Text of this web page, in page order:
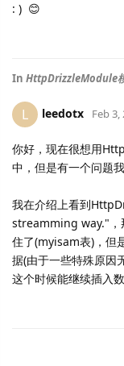
: ) 😊
In HttpDrizzleModule
L leedotx Feb 3,
你好，现在很想用
中，但是有一个问题
我在介绍上看到
streamming way."，
住了(myisam表)，但
据(由于一些特殊原因
这个时候能继续插入